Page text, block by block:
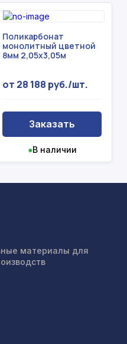
Поликарбонат
монолитный цветной
8мм 2,05x3,05м
от 28 188 руб./шт.
Заказать
●В наличии
материалы для
смету